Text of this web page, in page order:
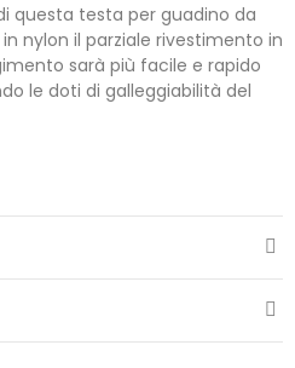
questa testa per guadino da
nylon il parziale rivestimento in
sarà più facile e rapido
le doti di galleggiabilità del